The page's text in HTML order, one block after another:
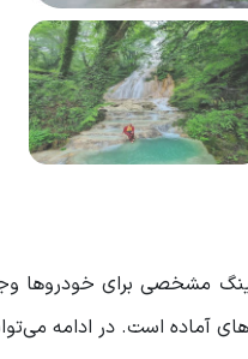
مشخصی برای خودروها
آماده است. در ادامه